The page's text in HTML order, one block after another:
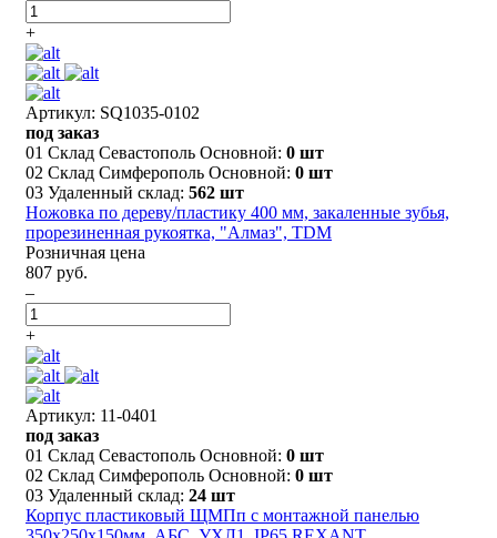
+
Артикул: SQ1035-0102
под заказ
01 Склад Севастополь Основной: 0 шт
02 Склад Симферополь Основной: 0 шт
03 Удаленный склад: 562 шт
Ножовка по дереву/пластику 400 мм, закаленные зубья,
прорезиненная рукоятка, "Алмаз", TDM
Розничная цена
807 руб.
–
+
Артикул: 11-0401
под заказ
01 Склад Севастополь Основной: 0 шт
02 Склад Симферополь Основной: 0 шт
03 Удаленный склад: 24 шт
Корпус пластиковый ЩМПп с монтажной панелью